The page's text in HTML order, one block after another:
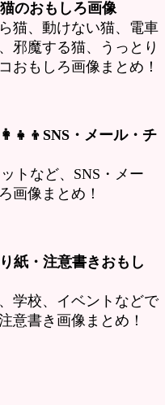
のおもしろ画像
猫、動けない猫、電車
邪魔する猫、うっとり
おもしろ画像まとめ！
・メール・チ
トなど、SNS・メー
画像まとめ！
紙・注意書きおもし
学校、イベントなどで
意書き画像まとめ！